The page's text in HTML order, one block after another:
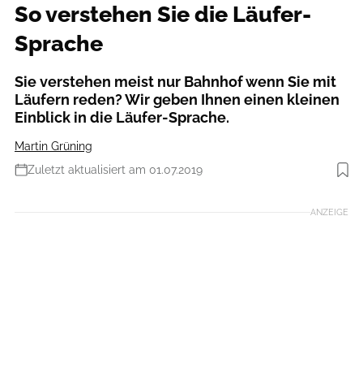
So verstehen Sie die Läufer-
Sprache
Sie verstehen meist nur Bahnhof wenn Sie mit
Läufern reden? Wir geben Ihnen einen kleinen
Einblick in die Läufer-Sprache.
Martin Grüning
Zuletzt aktualisiert am 01.07.2019
Foto: iStockphoto
ANZEIGE